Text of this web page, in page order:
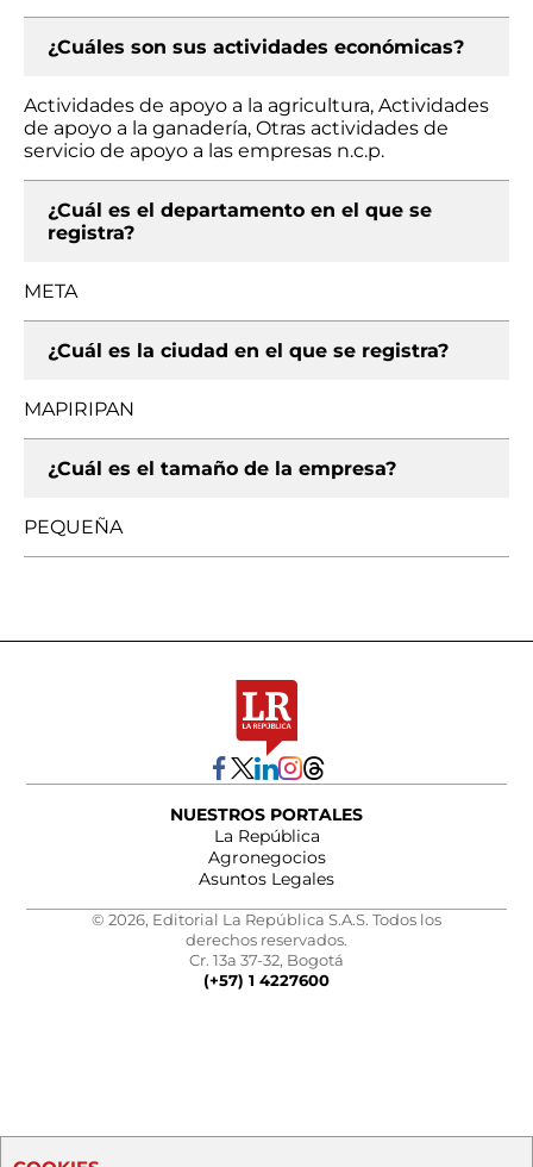
¿Cuáles son sus actividades económicas?
Actividades de apoyo a la agricultura, Actividades
de apoyo a la ganadería, Otras actividades de
servicio de apoyo a las empresas n.c.p.
¿Cuál es el departamento en el que se
registra?
META
¿Cuál es la ciudad en el que se registra?
MAPIRIPAN
¿Cuál es el tamaño de la empresa?
PEQUEÑA
NUESTROS PORTALES
La República
Agronegocios
Asuntos Legales
© 2026, Editorial La República S.A.S. Todos los
derechos reservados.
Cr. 13a 37-32, Bogotá
(+57) 1 4227600